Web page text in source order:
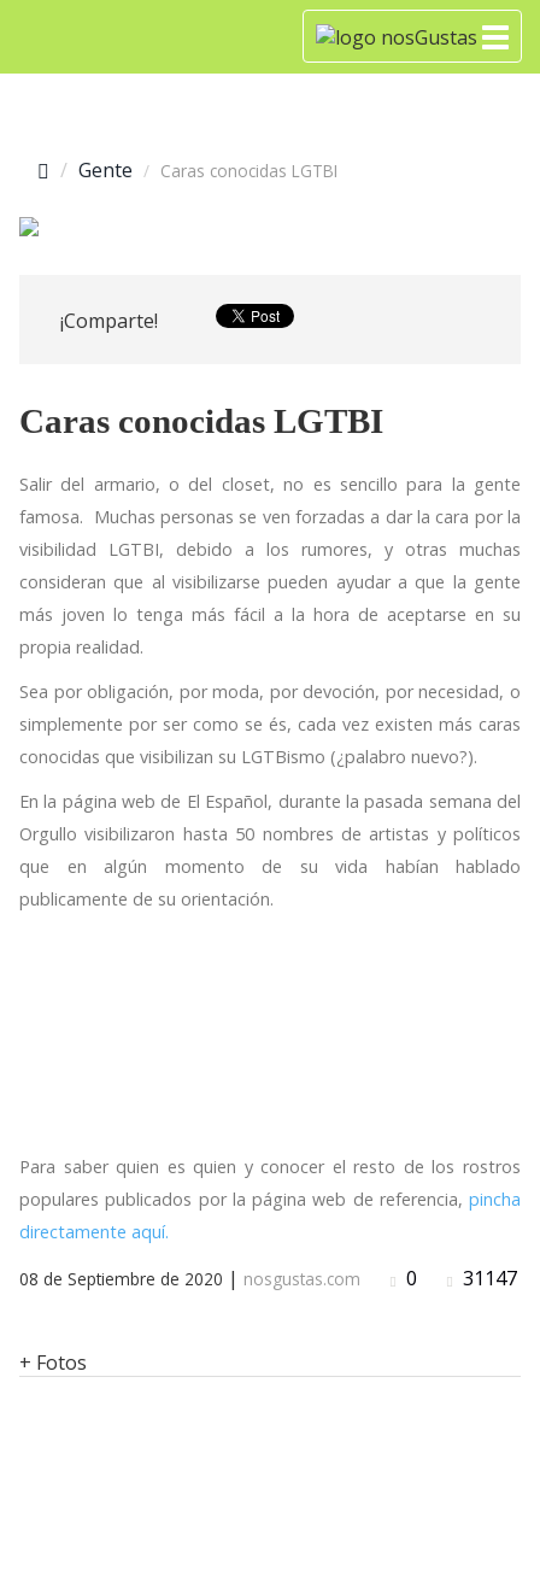
Gente Caras conocidas LGTBI
¡Comparte!
Caras conocidas LGTBI
Salir del armario, o del closet, no es sencillo para la gente
famosa. Muchas personas se ven forzadas a dar la cara por la
visibilidad LGTBI, debido a los rumores, y otras muchas
consideran que al visibilizarse pueden ayudar a que la gente
más joven lo tenga más fácil a la hora de aceptarse en su
propia realidad.
Sea por obligación, por moda, por devoción, por necesidad, o
simplemente por ser como se és, cada vez existen más caras
conocidas que visibilizan su LGTBismo (¿palabro nuevo?).
En la página web de El Español, durante la pasada semana del
Orgullo visibilizaron hasta 50 nombres de artistas y políticos
que en algún momento de su vida habían hablado
publicamente de su orientación.
Para saber quien es quien y conocer el resto de los rostros
populares publicados por la página web de referencia, pincha
directamente aquí.
08 de Septiembre de 2020 | nosgustas.com 0 31147
+ Fotos